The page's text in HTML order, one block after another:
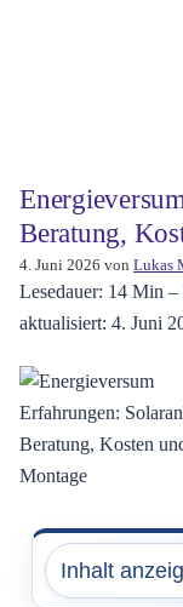
Beratung,
4. Juni 2026 von Lukas
Lesedauer: 14 Min –
aktualisiert: 4. Juni
Inhalt